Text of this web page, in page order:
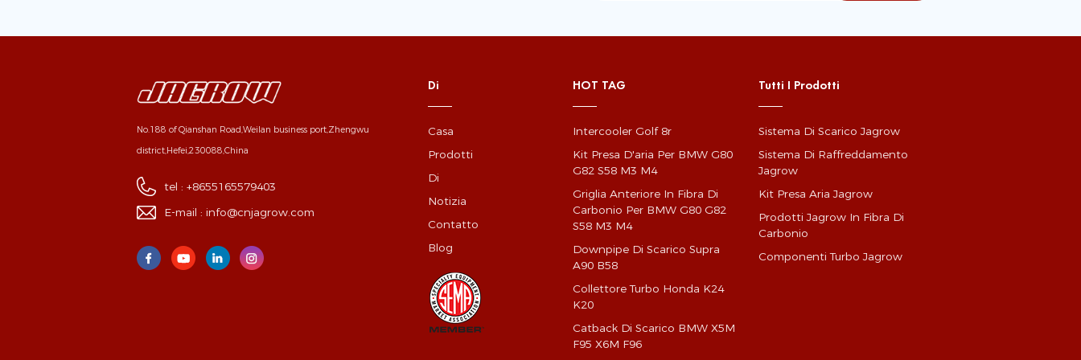
No.188 of Qianshan Road,Weilan business port,Zhengwu
district,Hefei,230088,China
tel :+8655165579403
E-mail :info@cnjagrow.com
Di
Casa
Prodotti
Di
Notizia
Contatto
Blog
HOT TAG
Intercooler Golf 8r
Kit Presa D'aria Per BMW G80
G82 S58 M3 M4
Griglia Anteriore In Fibra Di
Carbonio Per BMW G80 G82
S58 M3 M4
Downpipe Di Scarico Supra
A90 B58
Collettore Turbo Honda K24
K20
Catback Di Scarico BMW X5M
F95 X6M F96
Tutti I Prodotti
Sistema Di Scarico Jagrow
Sistema Di Raffreddamento
Jagrow
Kit Presa Aria Jagrow
Prodotti Jagrow In Fibra Di
Carbonio
Componenti Turbo Jagrow